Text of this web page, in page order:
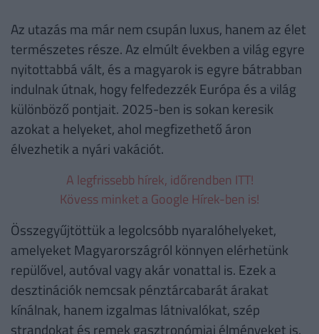
Az utazás ma már nem csupán luxus, hanem az élet
természetes része. Az elmúlt években a világ egyre
nyitottabbá vált, és a magyarok is egyre bátrabban
indulnak útnak, hogy felfedezzék Európa és a világ
különböző pontjait. 2025-ben is sokan keresik
azokat a helyeket, ahol megfizethető áron
élvezhetik a nyári vakációt.
A legfrissebb hírek, időrendben ITT!
Kövess minket a Google Hírek-ben is!
Összegyűjtöttük a legolcsóbb nyaralóhelyeket,
amelyeket Magyarországról könnyen elérhetünk
repülővel, autóval vagy akár vonattal is. Ezek a
desztinációk nemcsak pénztárcabarát árakat
kínálnak, hanem izgalmas látnivalókat, szép
strandokat és remek gasztronómiai élményeket is.